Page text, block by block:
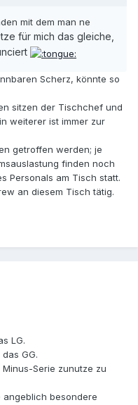
mit dem man ne
für mich das gleiche,
Scherz, könnte so
sitzen der Tischchef und
weiterer ist immer zur
getroffen werden; je
finden noch
Personals am Tisch statt.
an diesem Tisch tätig.
LG.
GG.
Serie zunutze zu
besondere